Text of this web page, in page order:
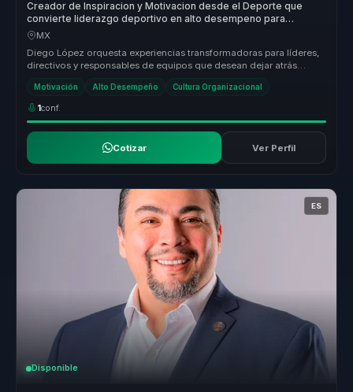
Creador de Inspiracion y Motivacion desde el Deporte que
convierte liderazgo deportivo en alto desempeno para
equipos.
MX
Diego López orquesta experiencias transformadoras para líderes,
directivos y responsables de equipos que desean dejar atrás
Motivación Alto Desempeño Cultura Organizacional
1conf.
Cotizar Ver Perfil
ES
Disponible